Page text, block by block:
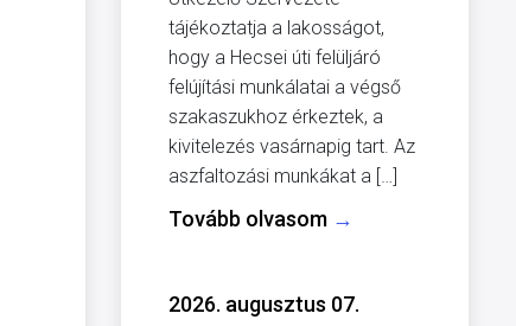
tájékoztatja a lakosságot,
hogy a Hecsei úti felüljáró
felújítási munkálatai a végső
szakaszukhoz érkeztek, a
kivitelezés vasárnapig tart. Az
aszfaltozási munkákat a […]
Tovább olvasom →
2026. augusztus 07.